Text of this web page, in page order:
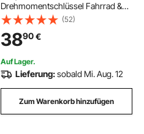
Drehmomentschlüssel Fahrrad &
Motorrad Set, ± 3%
Fehlergenauigkeit 2
Verlängerungsstangen 127 &
76.2mm, 12,7-6,35 mm Adapter, 72
Zähne Ratschenkopf Einstellbar
(52)
3890€
Auf Lager.
Lieferung:sobald Mi. Aug. 12
Zum Warenkorb hinzufügen